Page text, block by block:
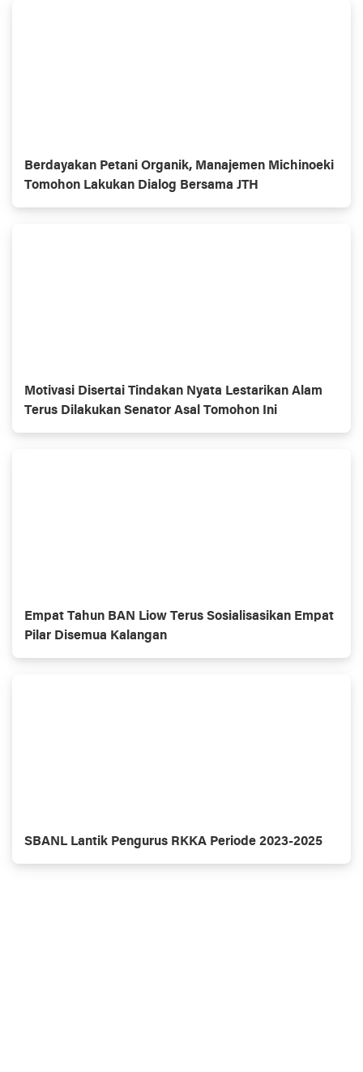
Berdayakan Petani Organik, Manajemen Michinoeki
Tomohon Lakukan Dialog Bersama JTH
Motivasi Disertai Tindakan Nyata Lestarikan Alam
Terus Dilakukan Senator Asal Tomohon Ini
Empat Tahun BAN Liow Terus Sosialisasikan Empat
Pilar Disemua Kalangan
SBANL Lantik Pengurus RKKA Periode 2023-2025